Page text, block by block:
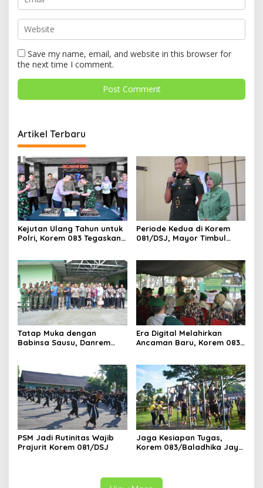
Save my name, email, and website in this browser for
the next time I comment.
Artikel Terbaru
Kejutan Ulang Tahun untuk
Polri, Korem 083 Tegaskan
Periode Kedua di Korem
081/DSJ, Mayor Timbul
Tatap Muka dengan
Babinsa Sausu, Danrem
Era Digital Melahirkan
Ancaman Baru, Korem 083
PSM Jadi Rutinitas Wajib
Prajurit Korem 081/DSJ
Jaga Kesiapan Tugas,
Korem 083/Baladhika Jaya